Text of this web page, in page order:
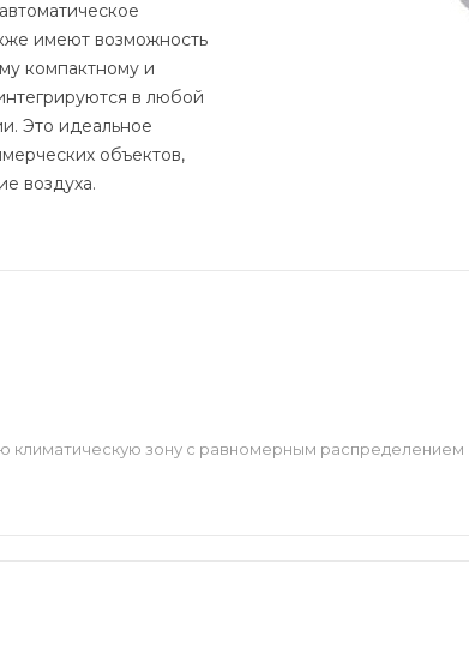
имеют возможность
компактному и
в любой
Это идеальное
объектов,
воздуха.
зону с равномерным распределением